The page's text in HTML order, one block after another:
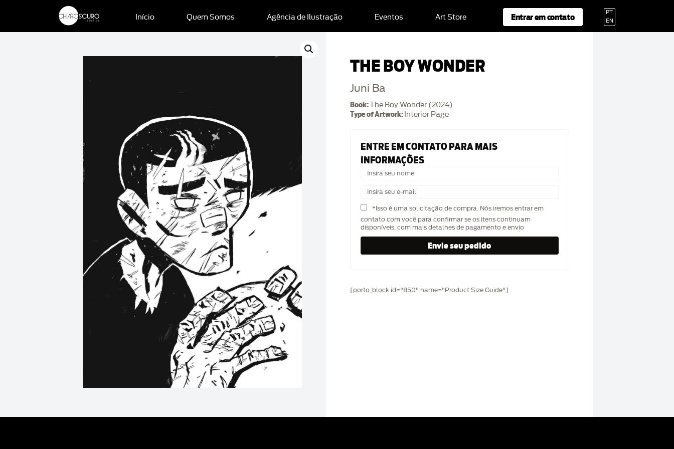
Início Quem Somos Agência de Ilustração Eventos Art Store Entrar em contato
PT
EN
THE BOY WONDER
Juni Ba
Book:The Boy Wonder (2024)
Type of Artwork: Interior Page
ENTRE EM CONTATO PARA MAIS
INFORMAÇÕES
*Isso é uma solicitação de compra. Nós iremos entrar em
contato com você para confirmar se os itens continuam
disponíveis, com mais detalhes de pagamento e envio
[porto_block id="850" name="Product Size Guide"]